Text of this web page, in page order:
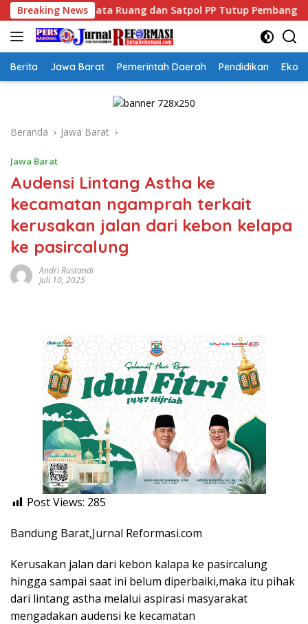
Langsung
ke
konten
Breaking News
Ruang dan Satpol PP Tutup Pembangunan Datatel Diduga
Berita Jawa Barat Pemerintah Daerah Pendidikan
Beranda Jawa Barat
Jawa Barat
Audensi Lintang Astha ke
kecamatan ngamprah terkait
kerusakan jalan dari kebon kelapa
ke pasircalung
Andri Rustandi
Juli 10, 2025
Post Views: 285
Bandung Barat,Jurnal Reformasi.com
Kerusakan jalan dari kebon kalapa ke pasircalung
hingga sampai saat ini belum diperbaiki,maka itu pihak
dari lintang astha melalui aspirasi masyarakat
mengadakan audensi ke kecamatan